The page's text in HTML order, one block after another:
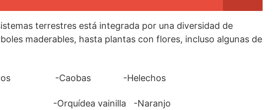
terrestres está integrada por una diversidad de
maderables, hasta plantas con flores, incluso algunas de
-Caobas -Helechos
vainilla -Naranjo